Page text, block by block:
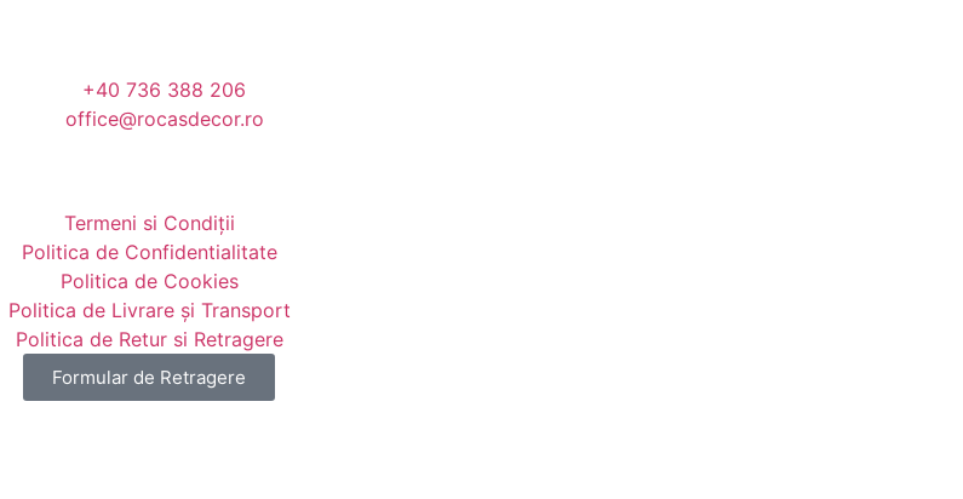
+40 736 388 206
office@rocasdecor.ro
Termeni si Condiții
Politica de Confidentialitate
Politica de Cookies
Politica de Livrare și Transport
Politica de Retur si Retragere
Formular de Retragere